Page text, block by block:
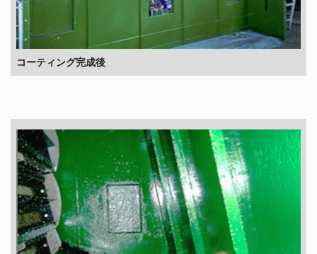
コーティング完成後